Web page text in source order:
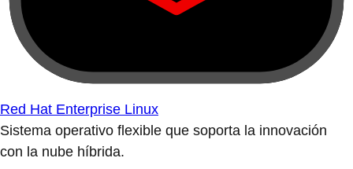
Red Hat Enterprise Linux
Sistema operativo flexible que soporta la innovación
con la nube híbrida.